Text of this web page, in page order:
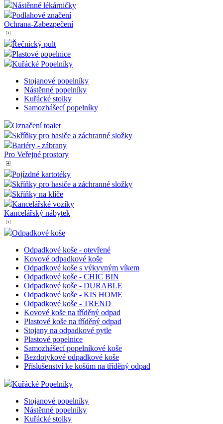
Nástěnné lékárničky
Podlahové značení
Ochrana-Zabezpečení
Řečnický pult
Plastové popelnice
Kuřácké Popelníky
Stojanové popelníky
Nástěnné popelníky
Kuřácké stolky
Samozhášecí popelníky
Označení toalet
Skříňky pro hasiče a záchranné složky
Bariéry - zábrany
Pro Veřejné prostory
Pojízdné kartotéky
Skříňky pro hasiče a záchranné složky
Skříňky na klíče
Kancelářské vozíky
Kancelářský nábytek
Odpadkové koše
Odpadkové koše - otevřené
Kovové odpadkové koše
Odpadkové koše s výkyvným víkem
Odpadkové koše - CHIC BIN
Odpadkové koše - DURABLE
Odpadkové koše - KIS HOME
Odpadkové koše - TREND
Kovové koše na tříděný odpad
Plastové koše na tříděný odpad
Stojany na odpadkové pytle
Plastové popelnice
Samozhášecí popelníkové koše
Bezdotykové odpadkové koše
Příslušenství ke košům na tříděný odpad
Kuřácké Popelníky
Stojanové popelníky
Nástěnné popelníky
Kuřácké stolky